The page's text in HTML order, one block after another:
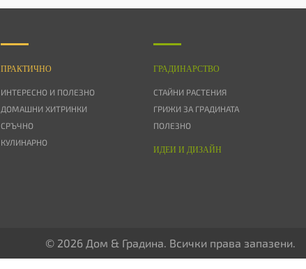
ПРАКТИЧНО
ИНТЕРЕСНО И ПОЛЕЗНО
ДОМАШНИ ХИТРИНКИ
СРЪЧНО
КУЛИНАРНО
ГРАДИНАРСТВО
СТАЙНИ РАСТЕНИЯ
ГРИЖИ ЗА ГРАДИНАТА
ПОЛЕЗНО
ИДЕИ И ДИЗАЙН
© 2026 Дом & Градина. Всички права запазени.